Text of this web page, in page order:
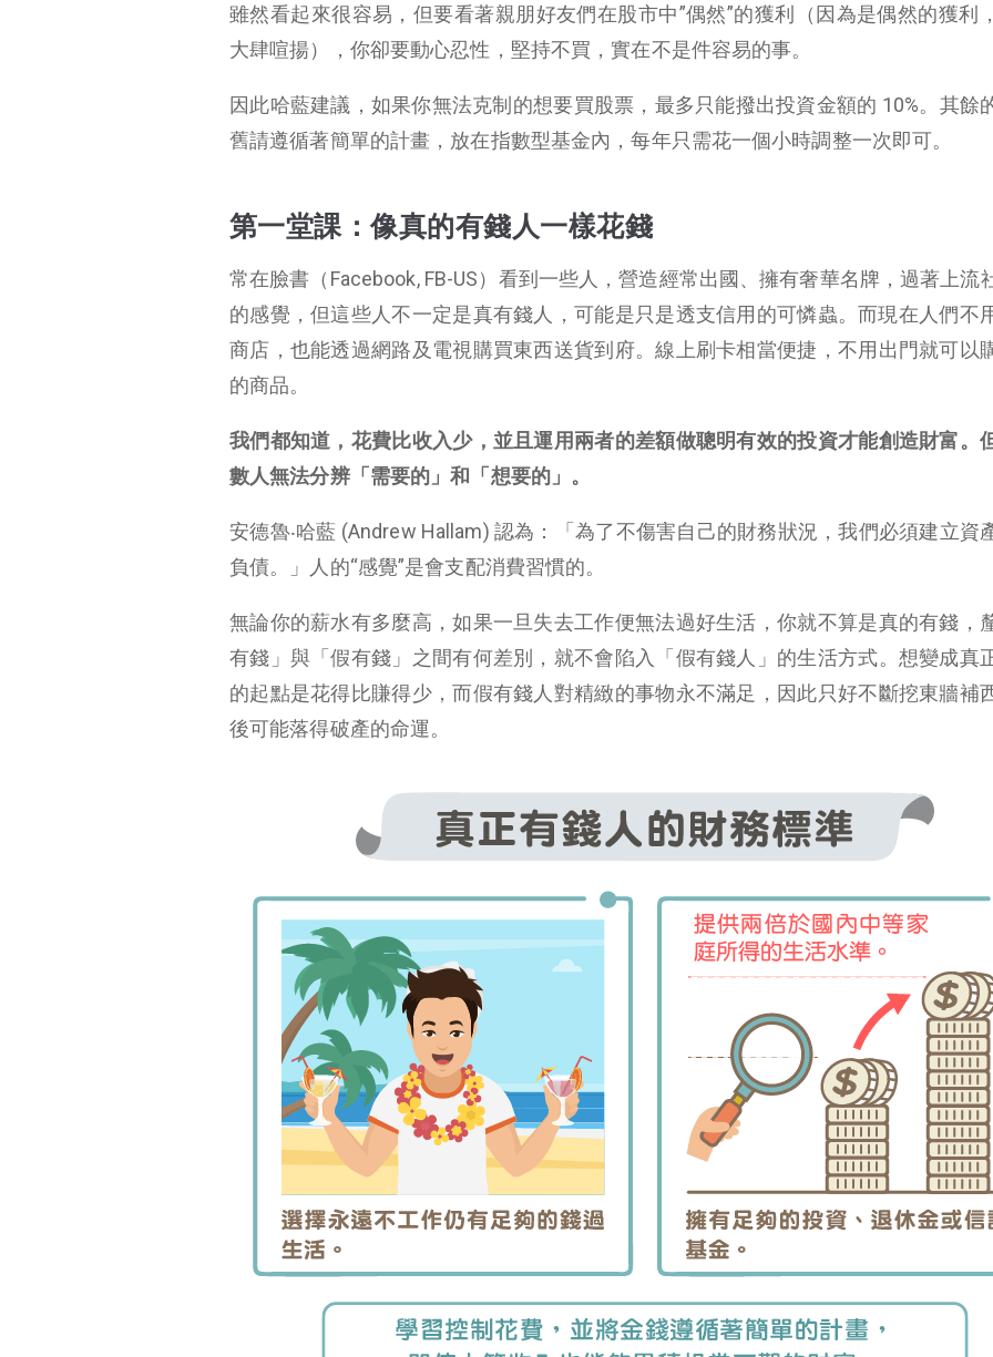
雖然看起來很容易，但要看著親朋好友們在股市中”偶然”的獲利（因為是偶然的獲利
大肆喧揚），你卻要動心忍性，堅持不買，實在不是件容易的事。
因此哈藍建議，如果你無法克制的想要買股票，最多只能撥出投資金額的 10%。其餘
舊請遵循著簡單的計畫，放在指數型基金內，每年只需花一個小時調整一次即可。
第一堂課：像真的有錢人一樣花錢
常在臉書（Facebook, FB-US）看到一些人，營造經常出國、擁有奢華名牌，過著上流
的感覺，但這些人不一定是真有錢人，可能是只是透支信用的可憐蟲。而現在人們不
商店，也能透過網路及電視購買東西送貨到府。線上刷卡相當便捷，不用出門就可以
的商品。
我們都知道，花費比收入少，並且運用兩者的差額做聰明有效的投資才能創造財富。
數人無法分辨「需要的」和「想要的」。
安德魯‧哈藍 (Andrew Hallam) 認為：「為了不傷害自己的財務狀況，我們必須建立資
負債。」人的“感覺”是會支配消費習慣的。
無論你的薪水有多麼高，如果一旦失去工作便無法過好生活，你就不算是真的有錢，
有錢」與「假有錢」之間有何差別，就不會陷入「假有錢人」的生活方式。想變成真
的起點是花得比賺得少，而假有錢人對精緻的事物永不滿足，因此只好不斷挖東牆補
後可能落得破產的命運。